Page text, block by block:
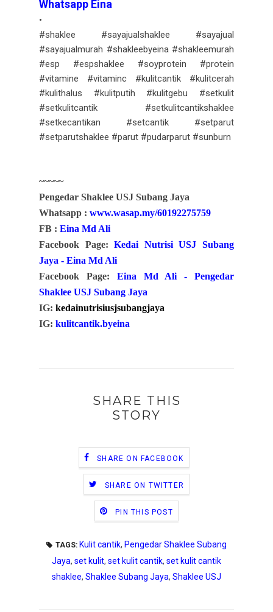
Whatsapp Eina
•
#shaklee #sayajualshaklee #sayajual
#sayajualmurah #shakleebyeina #shakleemurah
#esp #espshaklee #soyprotein #protein
#vitamine #vitaminc #kulitcantik #kulitcerah
#kulithalus #kulitputih #kulitgebu #setkulit
#setkulitcantik #setkulitcantikshaklee
#setkecantikan #setcantik #setparut
#setparutshaklee #parut #pudarparut #sunburn
~~~~~
Pengedar Shaklee USJ Subang Jaya
Whatsapp : www.wasap.my/60192275759
FB : Eina Md Ali
Facebook Page:Kedai Nutrisi USJ Subang
Jaya - Eina Md Ali
Facebook Page: Eina Md Ali - Pengedar
Shaklee USJ Subang Jaya
IG: kedainutrisiusjsubangjaya
IG: kulitcantik.byeina
SHARE THIS
STORY
SHARE ON FACEBOOK
SHARE ON TWITTER
PIN THIS POST
TAGS: Kulit cantik, Pengedar Shaklee Subang
Jaya, set kulit, set kulit cantik, set kulit cantik
shaklee, Shaklee Subang Jaya, Shaklee USJ